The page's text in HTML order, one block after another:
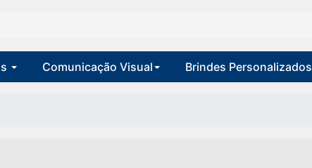
Comunicação Visual Brindes Personalizados